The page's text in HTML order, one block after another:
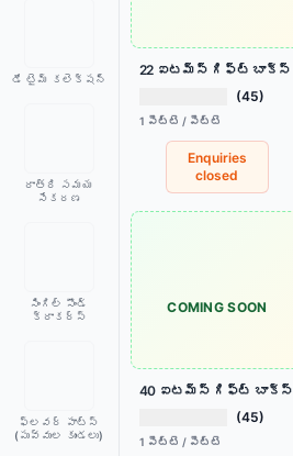
డే టైమ్ కలెక్షన్
రాత్రి సమయ
సేకరణ
సింగిల్ సౌండ్
క్రాకర్స్
ఫ్లవర్ పాట్స్
(పువ్వుల కుండలు)
22 ఐటమ్స్ గిఫ్ట్ బాక్స్
(45)
1 పెట్టె / పెట్టె
Enquiries
closed
COMING SOON
40 ఐటమ్స్ గిఫ్ట్ బాక్స్
(45)
1 పెట్టె / పెట్టె